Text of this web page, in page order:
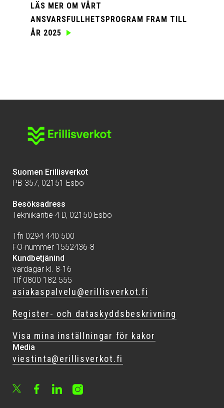
LÄS MER OM VÅRT
ANSVARSFULLHETSPROGRAM
FRAM TILL
ÅR 2025
Suomen Erillisverkot
PB 357, 02151 Esbo
Besöksadress
Tekniikantie 4 D, 02150 Esbo
Tfn 0294 440 500
FO-nummer 1552436-8
Kundbetjänind
vardagar kl. 8-16
Tlf 0800 182 555
asiakaspalvelu@erillisverkot.fi
Register- och dataskyddsbeskrivning
Visa mina inställningar för kakor
Media
viestinta@erillisverkot.fi
FacebookLinkedInInstagram